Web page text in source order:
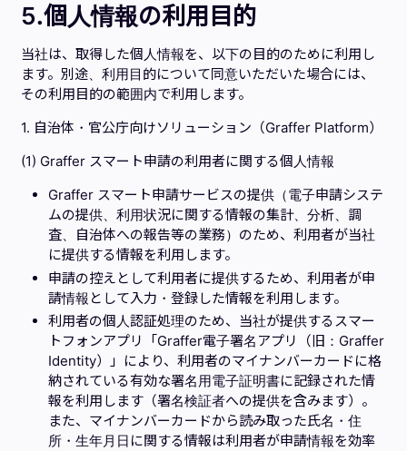
5.個人情報の利用目的
当社は、取得した個人情報を、以下の目的のために利用し
ます。別途、利用目的について同意いただいた場合には、
その利用目的の範囲内で利用します。
1. 自治体・官公庁向けソリューション（Graffer Platform）
(1) Graffer スマート申請の利用者に関する個人情報
Graffer スマート申請サービスの提供（電子申請システ
ムの提供、利用状況に関する情報の集計、分析、調
査、自治体への報告等の業務）のため、利用者が当社
に提供する情報を利用します。
申請の控えとして利用者に提供するため、利用者が申
請情報として入力・登録した情報を利用します。
利用者の個人認証処理のため、当社が提供するスマー
トフォンアプリ「Graffer電子署名アプリ（旧：Graffer
Identity）」により、利用者のマイナンバーカードに格
納されている有効な署名用電子証明書に記録された情
報を利用します（署名検証者への提供を含みます）。
また、マイナンバーカードから読み取った氏名・住
所・生年月日に関する情報は利用者が申請情報を効率